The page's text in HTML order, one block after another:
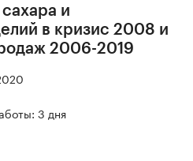
и
в кризис 2008 и
2006-2019
3 дня